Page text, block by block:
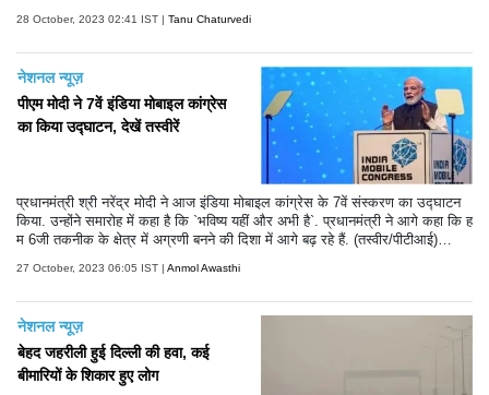
किया। हालांकि तमाम कोशिशों के बाद भी वह रावण दहन नहीं कर सकीं।
28 October, 2023 02:41 IST | Tanu Chaturvedi
नेशनल न्यूज़
पीएम मोदी ने 7वें इंडिया मोबाइल कांग्रेस
का किया उद्घाटन, देखें तस्वीरें
प्रधानमंत्री श्री नरेंद्र मोदी ने आज इंडिया मोबाइल कांग्रेस के 7वें संस्करण का उद्घाटन
किया. उन्होंने समारोह में कहा है कि `भविष्य यहीं और अभी है`. प्रधानमंत्री ने आगे कहा कि ह
म 6जी तकनीक के क्षेत्र में अग्रणी बनने की दिशा में आगे बढ़ रहे हैं. (तस्वीर/पीटीआई)
27 October, 2023 06:05 IST | Anmol Awasthi
नेशनल न्यूज़
बेहद जहरीली हुई दिल्ली की हवा, कई
बीमारियों के शिकार हुए लोग